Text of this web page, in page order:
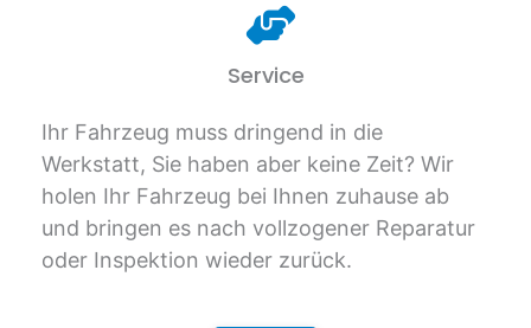
Service
Ihr Fahrzeug muss dringend in die
Werkstatt, Sie haben aber keine Zeit? Wir
holen Ihr Fahrzeug bei Ihnen zuhause ab
und bringen es nach vollzogener Reparatur
oder Inspektion wieder zurück.